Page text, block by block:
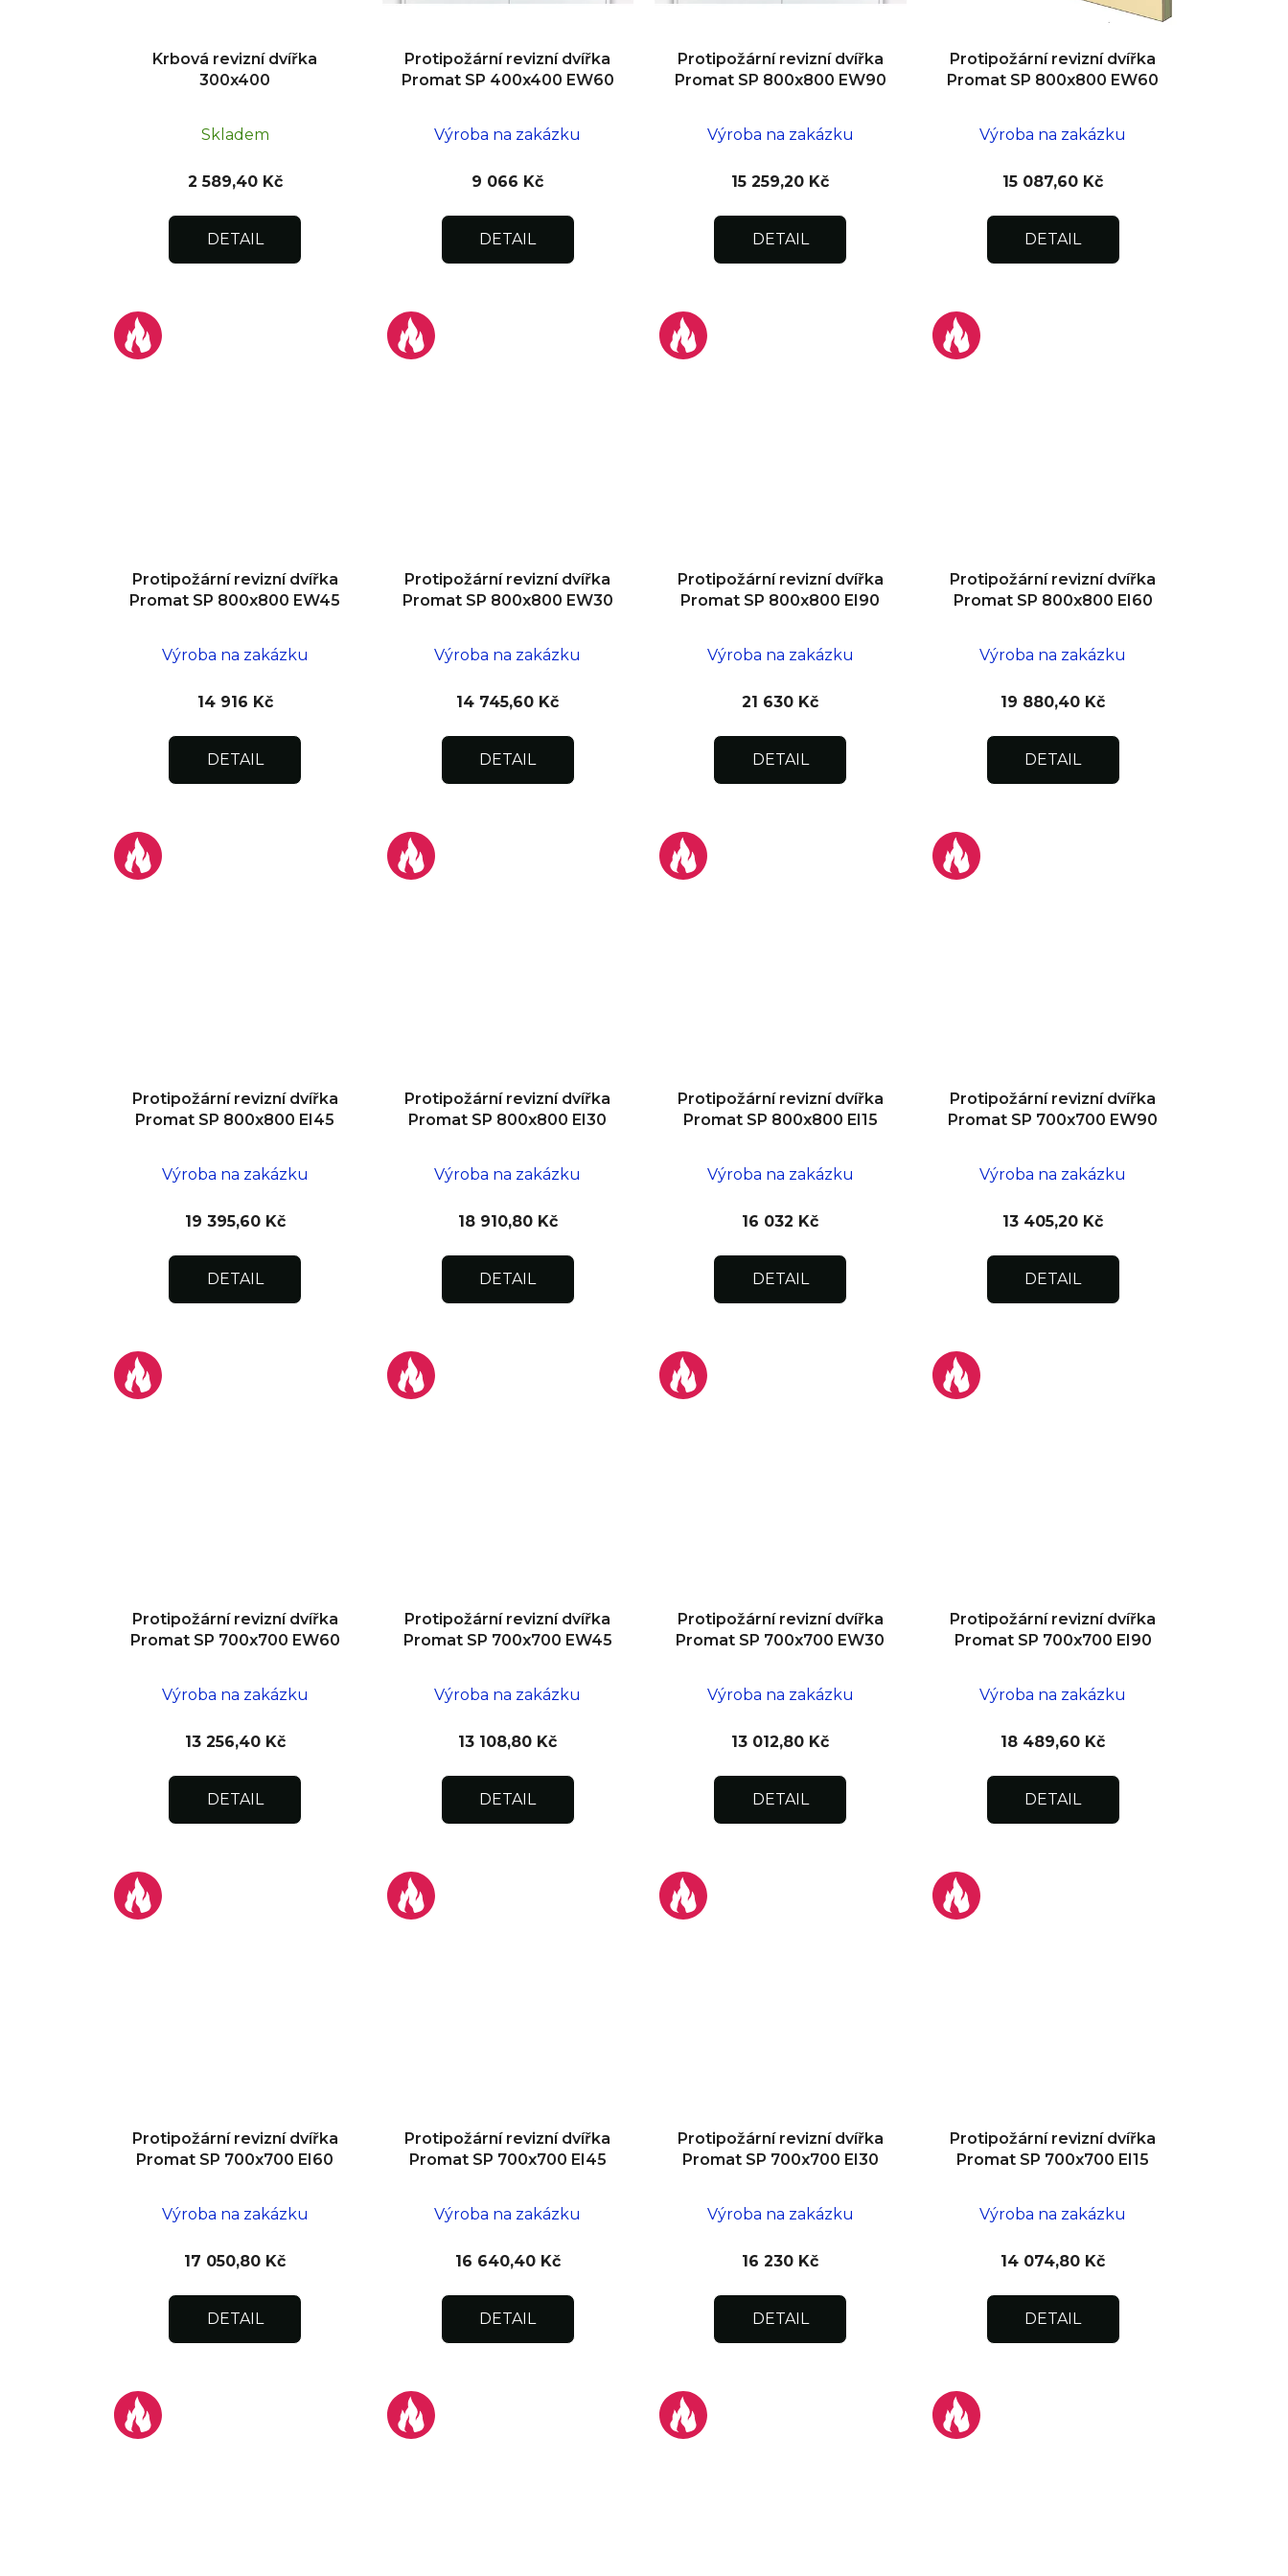
Krbová revizní dvířka
300x400
Skladem
2 589,40 Kč
DETAIL
Protipožární revizní dvířka
Promat SP 400x400 EW60
Výroba na zakázku
9 066 Kč
DETAIL
Protipožární revizní dvířka
Promat SP 800x800 EW90
Výroba na zakázku
15 259,20 Kč
DETAIL
Protipožární revizní dvířka
Promat SP 800x800 EW60
Výroba na zakázku
15 087,60 Kč
DETAIL
Protipožární revizní dvířka
Promat SP 800x800 EW45
Výroba na zakázku
14 916 Kč
DETAIL
Protipožární revizní dvířka
Promat SP 800x800 EW30
Výroba na zakázku
14 745,60 Kč
DETAIL
Protipožární revizní dvířka
Promat SP 800x800 EI90
Výroba na zakázku
21 630 Kč
DETAIL
Protipožární revizní dvířka
Promat SP 800x800 EI60
Výroba na zakázku
19 880,40 Kč
DETAIL
Protipožární revizní dvířka
Promat SP 800x800 EI45
Výroba na zakázku
19 395,60 Kč
DETAIL
Protipožární revizní dvířka
Promat SP 800x800 EI30
Výroba na zakázku
18 910,80 Kč
DETAIL
Protipožární revizní dvířka
Promat SP 800x800 EI15
Výroba na zakázku
16 032 Kč
DETAIL
Protipožární revizní dvířka
Promat SP 700x700 EW90
Výroba na zakázku
13 405,20 Kč
DETAIL
Protipožární revizní dvířka
Promat SP 700x700 EW60
Výroba na zakázku
13 256,40 Kč
DETAIL
Protipožární revizní dvířka
Promat SP 700x700 EW45
Výroba na zakázku
13 108,80 Kč
DETAIL
Protipožární revizní dvířka
Promat SP 700x700 EW30
Výroba na zakázku
13 012,80 Kč
DETAIL
Protipožární revizní dvířka
Promat SP 700x700 EI90
Výroba na zakázku
18 489,60 Kč
DETAIL
Protipožární revizní dvířka
Promat SP 700x700 EI60
Výroba na zakázku
17 050,80 Kč
DETAIL
Protipožární revizní dvířka
Promat SP 700x700 EI45
Výroba na zakázku
16 640,40 Kč
DETAIL
Protipožární revizní dvířka
Promat SP 700x700 EI30
Výroba na zakázku
16 230 Kč
DETAIL
Protipožární revizní dvířka
Promat SP 700x700 EI15
Výroba na zakázku
14 074,80 Kč
DETAIL